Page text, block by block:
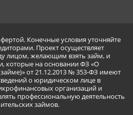
Конечные условия уточняйте
Проект осуществляет
лицом, желающим взять займ, и
которые на основании ФЗ «О
от 21.12.2013 № 353-ФЗ имеют
о юридическом лице в
организаций и
профессиональную деятельность
займов.